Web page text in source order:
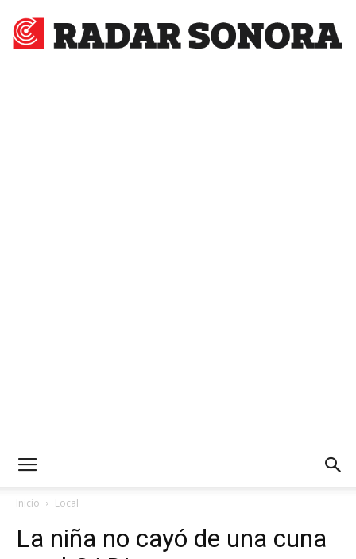
Inicio Local
La niña no cayó de una cuna